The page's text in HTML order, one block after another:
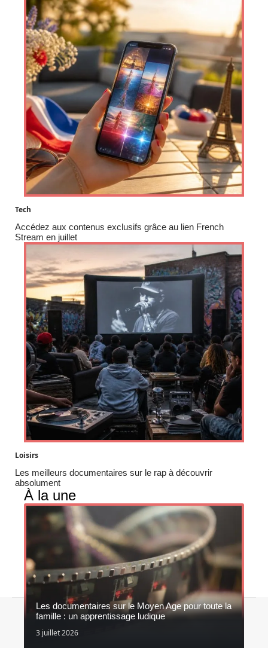
Tech
Accédez aux contenus exclusifs grâce au lien French
Stream en juillet
Loisirs
Les meilleurs documentaires sur le rap à découvrir
absolument
À la une
Les documentaires sur le Moyen Age pour toute la
famille : un apprentissage ludique
3 juillet 2026
Contact Mentions légales Sitemap